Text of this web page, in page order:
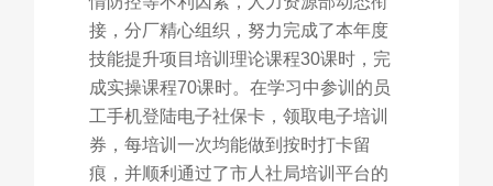
接，分厂精心组织，努力完成了本年度
技能提升项目培训理论课程30课时，完
成实操课程70课时。在学习中参训的员
工手机登陆电子社保卡，领取电子培训
券，每培训一次均能做到按时打卡留
痕，并顺利通过了市人社局培训平台的